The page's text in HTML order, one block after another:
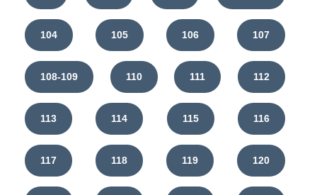
104 105 106 107
108-109 110 111 112
113 114 115 116
117 118 119 120